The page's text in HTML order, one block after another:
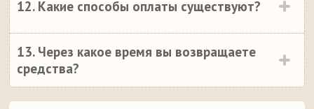
12. Какие способы оплаты существуют?
13. Через какое время вы возвращаете
средства?